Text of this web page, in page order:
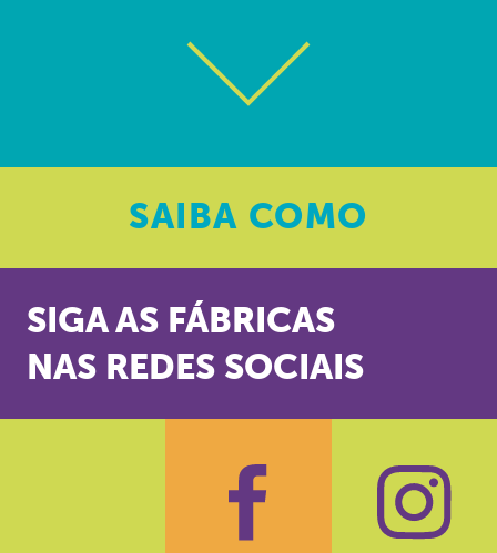
SAIBA COMO
SIGA AS FÁBRICAS
NAS REDES SOCIAIS